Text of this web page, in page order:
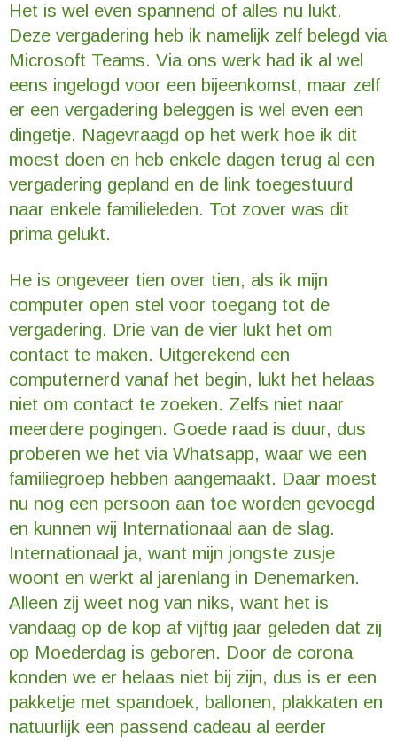
Het is wel even spannend of alles nu lukt.
Deze vergadering heb ik namelijk zelf belegd via
Microsoft Teams. Via ons werk had ik al wel
eens ingelogd voor een bijeenkomst, maar zelf
er een vergadering beleggen is wel even een
dingetje. Nagevraagd op het werk hoe ik dit
moest doen en heb enkele dagen terug al een
vergadering gepland en de link toegestuurd
naar enkele familieleden. Tot zover was dit
prima gelukt.
He is ongeveer tien over tien, als ik mijn
computer open stel voor toegang tot de
vergadering. Drie van de vier lukt het om
contact te maken. Uitgerekend een
computernerd vanaf het begin, lukt het helaas
niet om contact te zoeken. Zelfs niet naar
meerdere pogingen. Goede raad is duur, dus
proberen we het via Whatsapp, waar we een
familiegroep hebben aangemaakt. Daar moest
nu nog een persoon aan toe worden gevoegd
en kunnen wij Internationaal aan de slag.
Internationaal ja, want mijn jongste zusje
woont en werkt al jarenlang in Denemarken.
Alleen zij weet nog van niks, want het is
vandaag op de kop af vijftig jaar geleden dat zij
op Moederdag is geboren. Door de corona
konden we er helaas niet bij zijn, dus is er een
pakketje met spandoek, ballonen, plakkaten en
natuurlijk een passend cadeau al eerder